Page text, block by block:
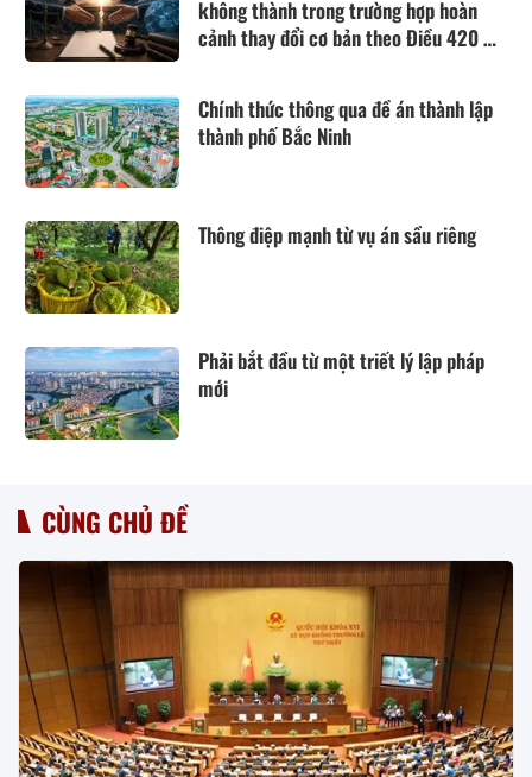
không thành trong trường hợp hoàn
cảnh thay đổi cơ bản theo Điều 420 Bộ
Chính thức thông qua đề án thành lập
thành phố Bắc Ninh
Thông điệp mạnh từ vụ án sầu riêng
Phải bắt đầu từ một triết lý lập pháp
mới
CÙNG CHỦ ĐỀ